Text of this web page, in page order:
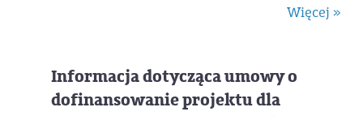
Więcej »
Informacja dotycząca umowy o
dofinansowanie projektu dla